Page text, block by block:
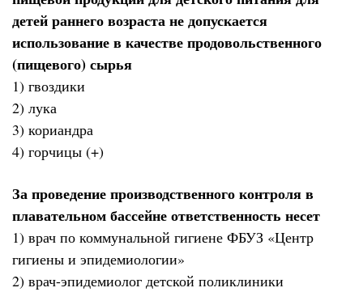
детей раннего возраста не допускается
использование в качестве продовольственного
(пищевого) сырья
1) гвоздики
2) лука
3) кориандра
4) горчицы (+)
За проведение производственного контроля в
плавательном бассейне ответственность несет
1) врач по коммунальной гигиене ФБУЗ «Центр
гигиены и эпидемиологии»
2) врач-эпидемиолог детской поликлиники